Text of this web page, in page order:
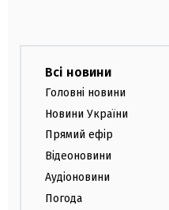
Всі новини
Головні новини
Новини України
Прямий ефір
Відеоновини
Аудіоновини
Погода